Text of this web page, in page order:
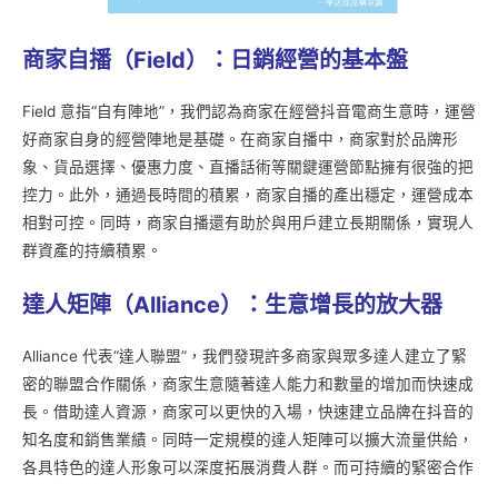
商家自播（Field）：日銷經營的基本盤
Field 意指“自有陣地”，我們認為商家在經營抖音電商生意時，運營
好商家自身的經營陣地是基礎。在商家自播中，商家對於品牌形
象、貨品選擇、優惠力度、直播話術等關鍵運營節點擁有很強的把
控力。此外，通過長時間的積累，商家自播的產出穩定，運營成本
相對可控。同時，商家自播還有助於與用戶建立長期關係，實現人
群資產的持續積累。
達人矩陣（Alliance）：生意增長的放大器
Alliance 代表“達人聯盟”，我們發現許多商家與眾多達人建立了緊
密的聯盟合作關係，商家生意隨著達人能力和數量的增加而快速成
長。借助達人資源，商家可以更快的入場，快速建立品牌在抖音的
知名度和銷售業績。同時一定規模的達人矩陣可以擴大流量供給，
各具特色的達人形象可以深度拓展消費人群。而可持續的緊密合作